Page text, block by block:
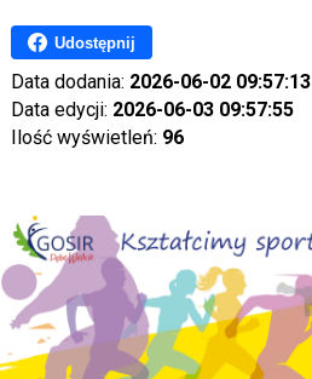
Udostępnij
Data dodania: 2026-06-02 09:57:13
Data edycji: 2026-06-03 09:57:55
Ilość wyświetleń: 96